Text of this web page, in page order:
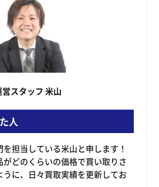
営スタッフ 米山
人
担当している米山と申します！
どのくらいの価格で買い取りさ
に、日々買取実績を更新してお